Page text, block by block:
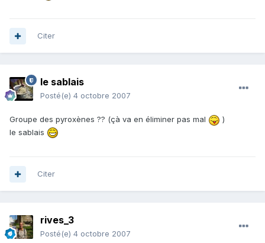
Citer
le sablais
Posté(e) 4 octobre 2007
Groupe des pyroxènes ?? (çà va en éliminer pas mal
)
le sablais
Citer
rives_3
Posté(e) 4 octobre 2007